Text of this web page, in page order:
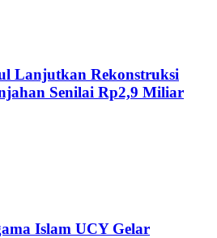
Lanjutkan Rekonstruksi
Senilai Rp2,9 Miliar
Islam UCY Gelar